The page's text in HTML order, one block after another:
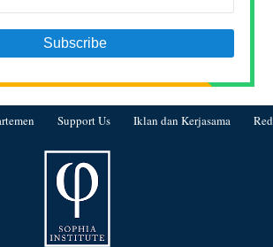
Support Us Iklan dan Kerjasama